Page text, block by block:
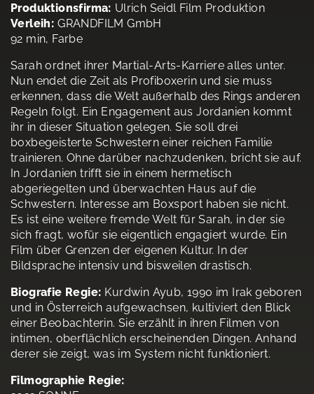
Produktionsfirma: Ulrich Seidl Film Produktion
Verleih: GRANDFILM GmbH
92 min, Farbe
Sarah ordnet ihrer Martial-Arts-Karriere alles unter.
Nun endet die Zeit als Profiboxerin und sie muss
erkennen, dass die Welt außerhalb des Rings anderen
Regeln folgt. Ein Engagement aus Jordanien kommt
ihr in dieser Situation gelegen. Sie soll drei
boxbegeisterte Schwestern einer reichen Familie
trainieren. Ohne darüber nachzudenken, bricht sie auf.
In Jordanien trifft sie in einem hermetisch
abgeriegelten und überwachten Haus auf die
Schwestern. Interesse am Boxsport haben sie nicht.
Es ist eine weitere fremde Welt für Sarah, in der sie
sich fragt, wofür sie eigentlich engagiert wurde. Ein
Film über Grenzen der eigenen Kultur. In der
Bildsprache intensiv und bisweilen drastisch.
Biografie Regie: Kurdwin Ayub, 1990 im Irak geboren
und in Österreich aufgewachsen, kultiviert den Blick
einer Beobachterin. Sie erzählt in ihren Filmen von
intimen, oberflächlich erscheinenden Dingen. Anhand
derer sie zeigt, was im System nicht funktioniert.
Filmographie Regie: